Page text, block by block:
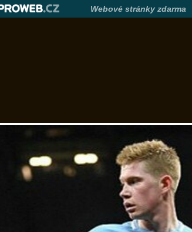
Webové stránky zdarma